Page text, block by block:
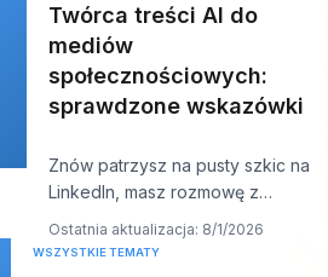
Twórca treści AI do
mediów
społecznościowych:
sprawdzone wskazówki
Znów patrzysz na pusty szkic na
LinkedIn, masz rozmowę z
klientem za dziesięć minut, a post
powinien
Ostatnia aktualizacja: 8/1/2026
WSZYSTKIE TEMATY